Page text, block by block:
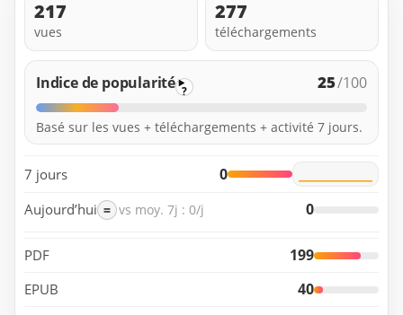
217
vues
277
téléchargements
Indice de popularité ? 25/100
Basé sur les vues + téléchargements + activité 7 jours.
7 jours 0
Aujourd’hui = vs moy. 7j : 0/j 0
PDF 199
EPUB 40